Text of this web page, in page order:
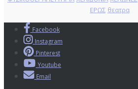
ΕΡΩΣ θεατρα
Facebook
Instagram
Pinterest
Youtube
Email